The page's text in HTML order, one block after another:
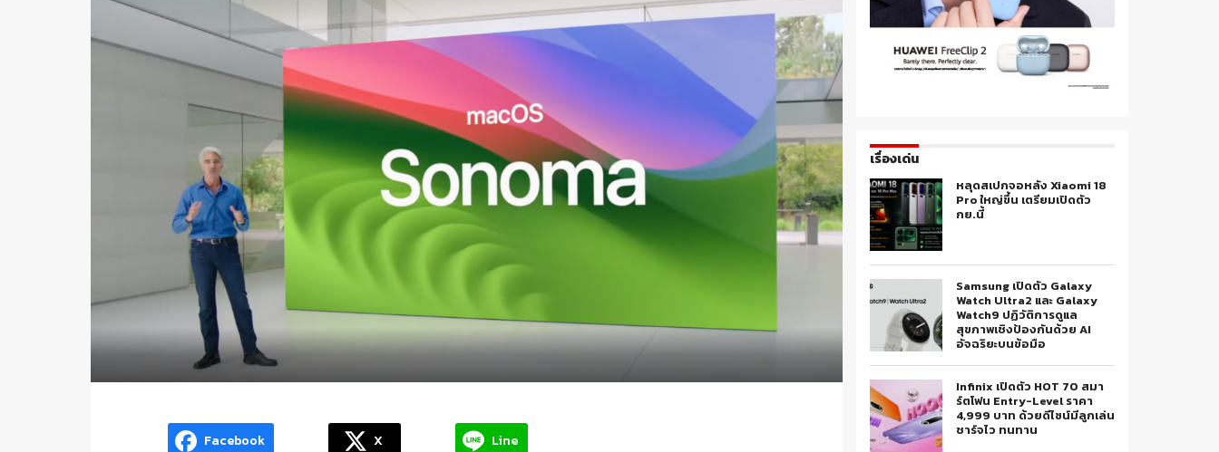
Facebook X Line
เรื่องเด่น
หลุดสเปกจอหลัง Xiaomi 18
Pro ใหญ่ขึ้น เตรียมเปิดตัว
กย.นี้
Samsung เปิดตัว Galaxy
Watch Ultra2 และ Galaxy
Watch9 ปฏิวัติการดูแล
สุขภาพเชิงป้องกันด้วย AI
อัจฉริยะบนข้อมือ
Infinix เปิดตัว HOT 70 สมา
ร์ตโฟน Entry-Level ราคา
4,999 บาท ด้วยดีไซน์มีลูกเล่น
ชาร์จไว ทนทาน